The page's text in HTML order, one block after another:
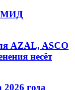
МИД
AZAL, ASCO
несёт
2026 года